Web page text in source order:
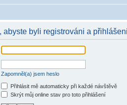
abyste byli registrováni a
Zapomněl(a) jsem heslo
Přihlásit mě automaticky při každé návštěvě
Skrýt můj online stav pro toto přihlášení